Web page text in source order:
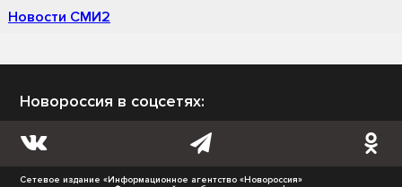
Новости СМИ2
Новороссия в соцсетях:
Сетевое издание «Информационное агентство «Новороссия»